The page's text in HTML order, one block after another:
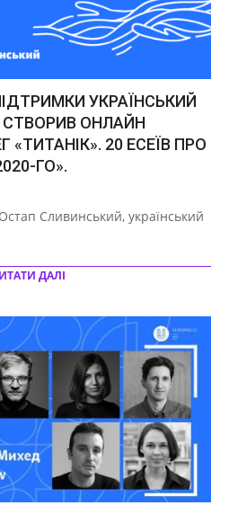
УКРАЇНСЬКИЙ
ОНЛАЙН
20 ЕСЕЇВ ПРО
ГО».
Сливинський, український
ДАЛІ